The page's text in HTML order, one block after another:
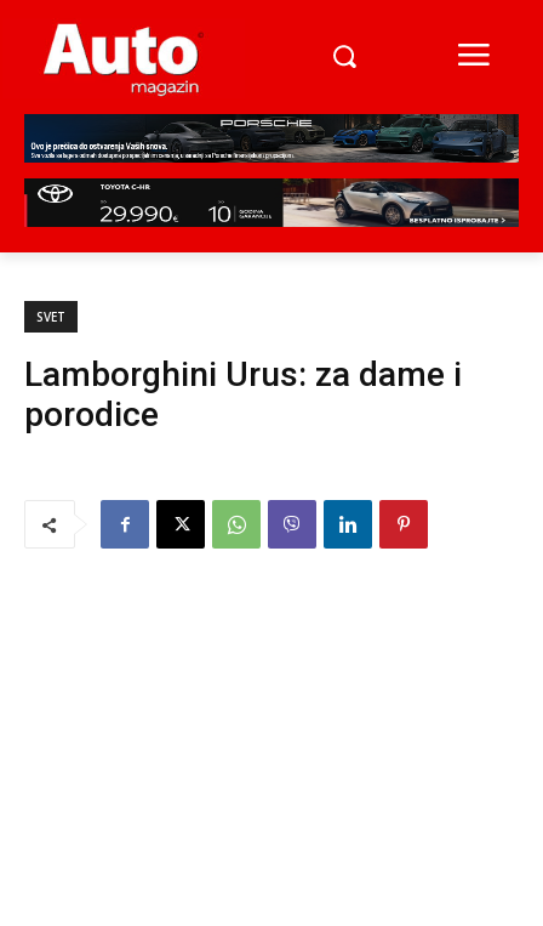
SVET
Lamborghini Urus: za dame i
porodice